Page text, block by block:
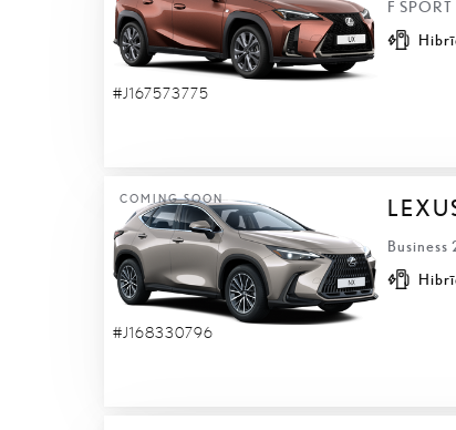
#J167573775
F
COMING SOON
#J168330796